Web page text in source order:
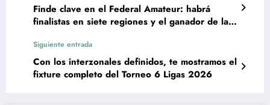
Finde clave en el Federal Amateur: habrá
finalistas en siete regiones y el ganador de la
Siguiente entrada
Con los interzonales definidos, te mostramos el
fixture completo del Torneo 6 Ligas 2026